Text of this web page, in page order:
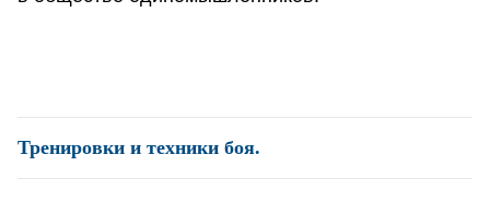
Тренировки и техники боя.